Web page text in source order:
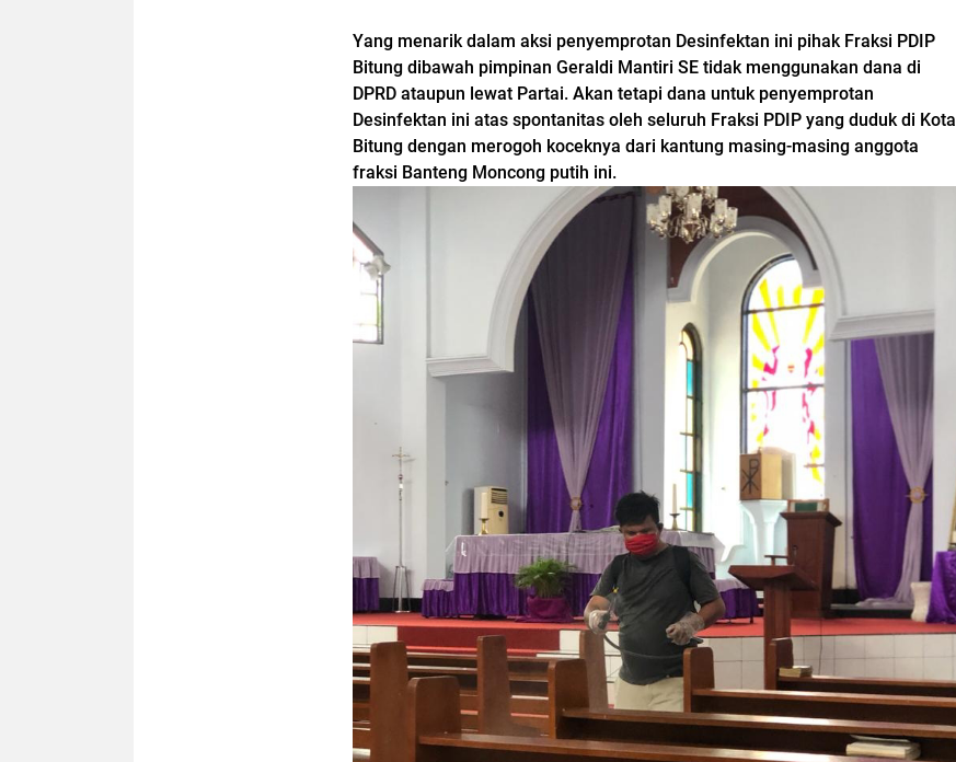
Yang menarik dalam aksi penyemprotan Desinfektan ini pihak Fraksi PDIP
Bitung dibawah pimpinan Geraldi Mantiri SE tidak menggunakan dana di
DPRD ataupun lewat Partai. Akan tetapi dana untuk penyemprotan
Desinfektan ini atas spontanitas oleh seluruh Fraksi PDIP yang duduk di Kota
Bitung dengan merogoh koceknya dari kantung masing-masing anggota
fraksi Banteng Moncong putih ini.